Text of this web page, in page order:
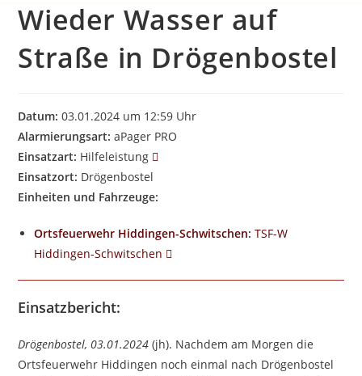
Wieder Wasser auf
Straße in Drögenbostel
Datum: 03.01.2024 um 12:59 Uhr
Alarmierungsart: aPager PRO
Einsatzart: Hilfeleistung
Einsatzort: Drögenbostel
Einheiten und Fahrzeuge:
Ortsfeuerwehr Hiddingen-Schwitschen: TSF-W
Hiddingen-Schwitschen
Einsatzbericht:
Drögenbostel, 03.01.2024 (jh). Nachdem am Morgen die
Ortsfeuerwehr Hiddingen noch einmal nach Drögenbostel